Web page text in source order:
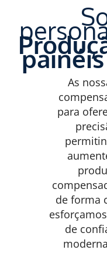
As
para
de forma
de